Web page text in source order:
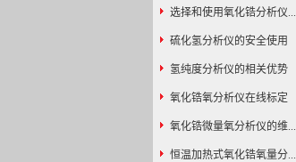
选择和使用氧化锆分析仪...
硫化氢分析仪的安全使用
氢纯度分析仪的相关优势
氧化锆氧分析仪在线标定
氧化锆微量氧分析仪的维...
恒温加热式氧化锆氧量分...